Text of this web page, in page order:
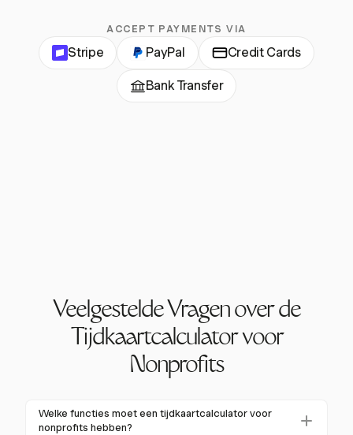
ACCEPT PAYMENTS VIA
Stripe PayPal Credit Cards
Bank Transfer
Veelgestelde Vragen over de
Tijdkaartcalculator voor
Nonprofits
Welke functies moet een tijdkaartcalculator voor
nonprofits hebben?